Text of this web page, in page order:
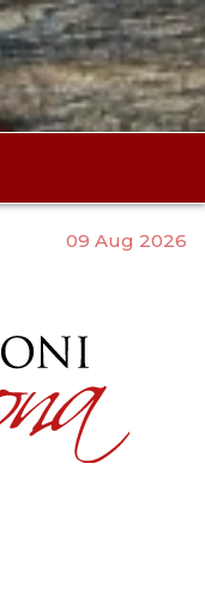
09 Aug 2026